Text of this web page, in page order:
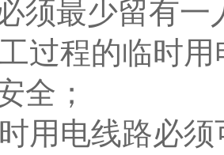
须最少留有一
过程的临时用
全；
用电线路必须